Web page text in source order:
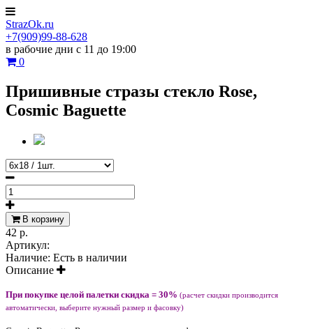
StrazOk.ru
+7(909)99-88-628
в рабочие дни с 11 до 19:00
0
Пришивные стразы стекло Rose,
Cosmic Baguette
В корзину
42 р.
Артикул:
Наличие: Есть в наличии
Описание
При покупке целой палетки скидка = 30% (расчет скидки производится
автоматически, выберите нужный размер и фасовку)